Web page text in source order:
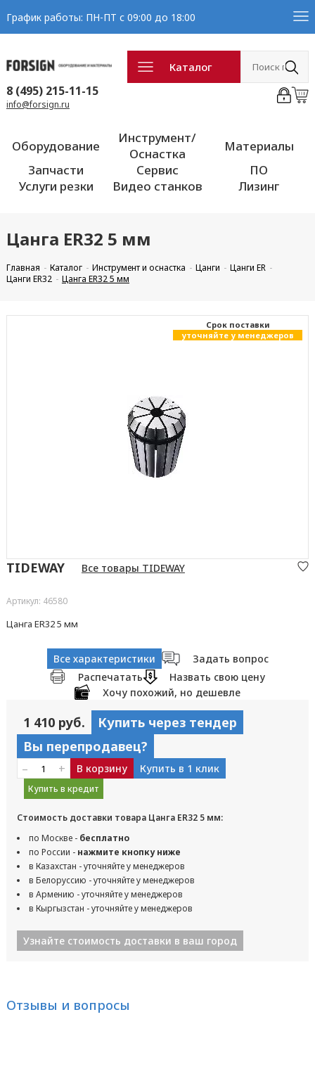
График работы: ПН-ПТ с 09:00 до 18:00
Каталог
8 (495) 215-11-15
info@forsign.ru
Оборудование
Инструмент/
Оснастка
Материалы
Запчасти
Сервис
ПО
Услуги резки
Видео станков Лизинг
Цанга ER32 5 мм
Главная Каталог Инструмент и оснастка Цанги
Цанги ER
Цанги ER32
Цанга ER32 5 мм
Cрок поставки
уточняйте у менеджеров
TIDEWAY Все товары TIDEWAY
Артикул: 46580
Цанга ER32 5 мм
Все характеристики
Задать вопрос
Распечатать
Назвать свою цену
Хочу похожий, но дешевле
1 410 руб.
Купить через тендер
Вы перепродавец?
– + В корзину Купить в 1 клик
Купить в кредит
Стоимость доставки товара Цанга ER32 5 мм:
по Москве - бесплатно
по России - нажмите кнопку ниже
в Казахстан - уточняйте у менеджеров
в Белоруссию - уточняйте у менеджеров
в Армению - уточняйте у менеджеров
в Кыргызстан - уточняйте у менеджеров
Узнайте стоимость доставки в ваш город
Отзывы и вопросы